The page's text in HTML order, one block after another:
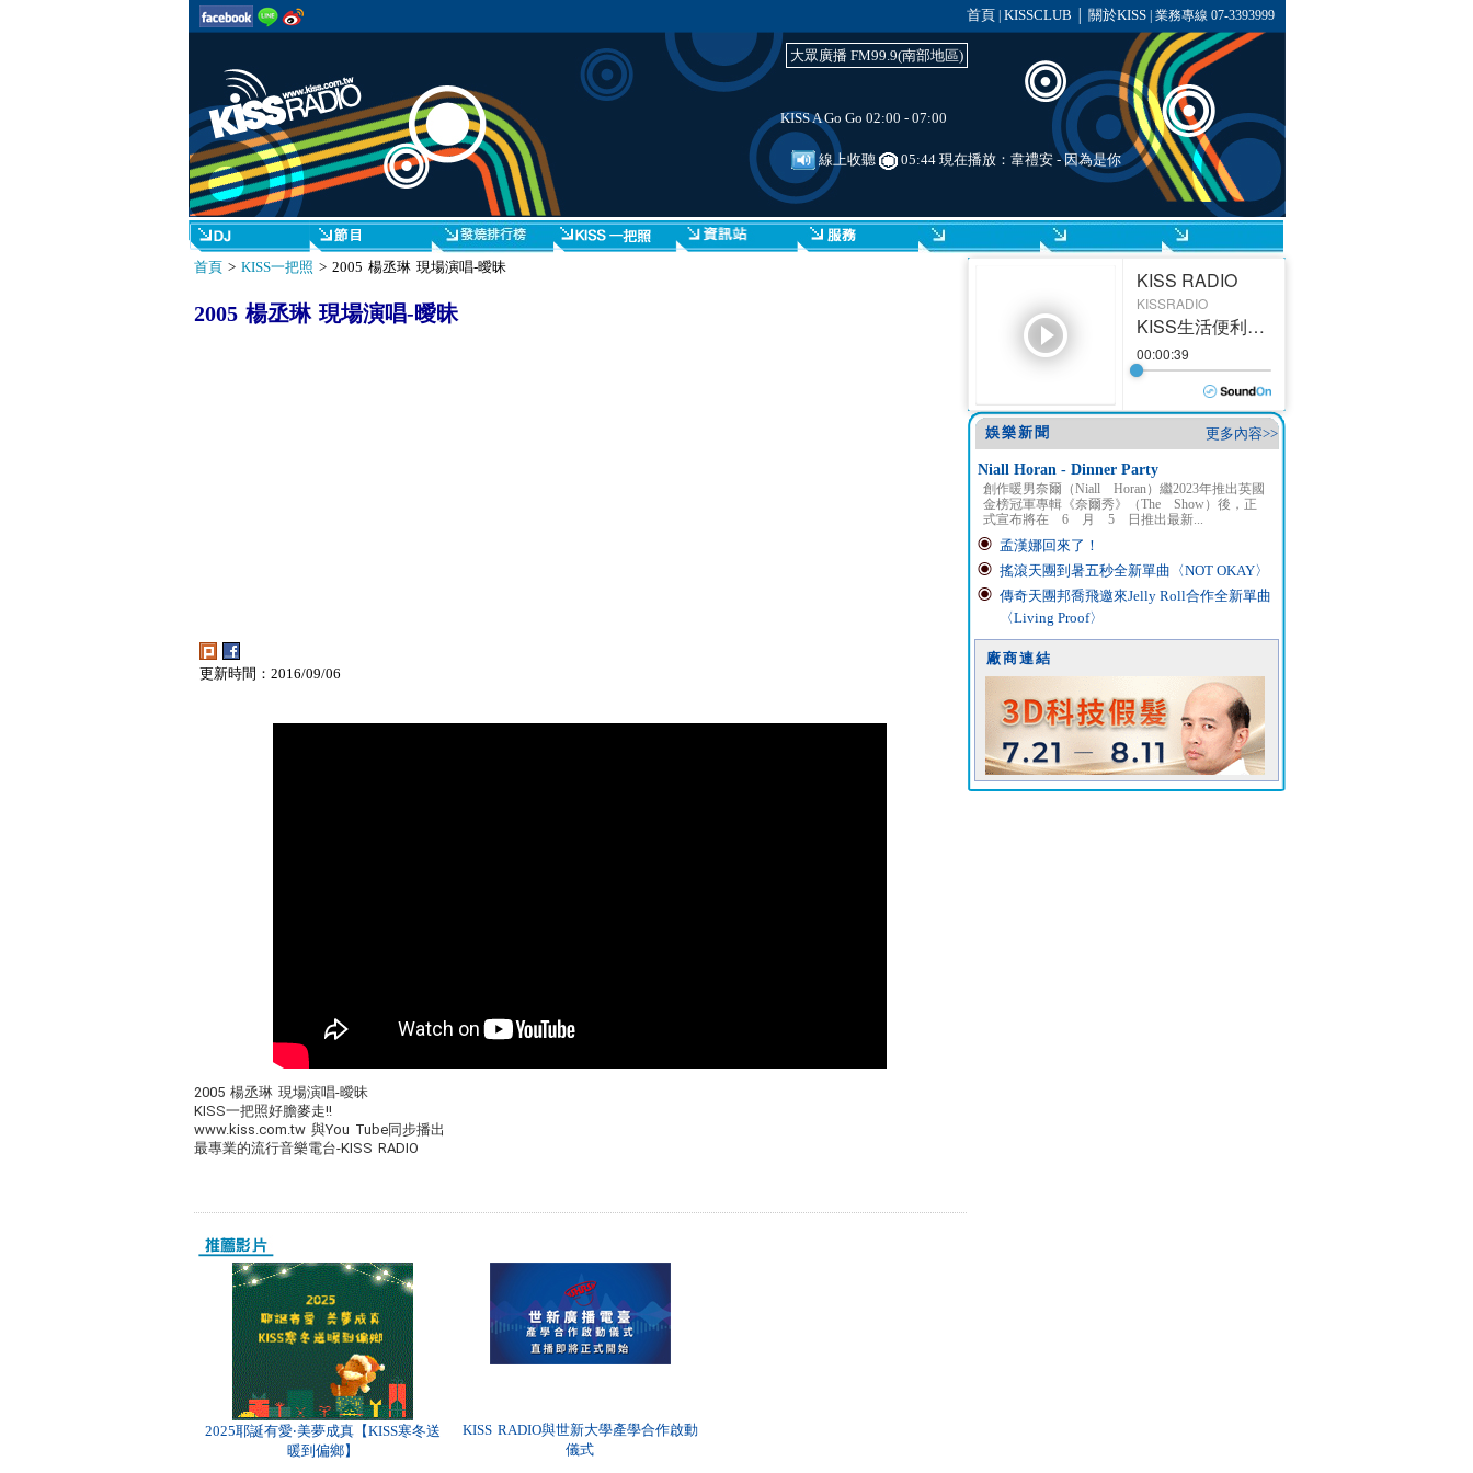
首頁 KISSCLUB 關於KISS| 業務專線 07-3393999
大眾廣播 FM99.9(南部地區)
KISS A Go Go 02:00 - 07:00
線上收聽 05:44 現在播放： 韋禮安- 因為是你
首頁> KISS一把照 > 2005 楊丞琳 現場演唱-曖昧
2005 楊丞琳 現場演唱-曖昧
更新時間：2016/09/06
2005 楊丞琳 現場演唱-曖昧
KISS一把照好膽麥走!!
www.kiss.com.tw 與You Tube同步播出
最專業的流行音樂電台-KISS RADIO
2025耶誕有愛‧美夢成真【KISS寒冬送
暖到偏鄉】
KISS RADIO與世新大學產學合作啟動
儀式
更多內容>>
娛樂新聞
Niall Horan - Dinner Party
創作暖男奈爾（Niall Horan）繼2023年推出英國
金榜冠軍專輯《奈爾秀》（The Show）後，正
式宣布將在 6 月 5 日推出最新...
孟漢娜回來了！
搖滾天團到暑五秒全新單曲〈NOT OKAY〉
傳奇天團邦喬飛邀來Jelly Roll合作全新單曲
〈Living Proof〉
廠商連結